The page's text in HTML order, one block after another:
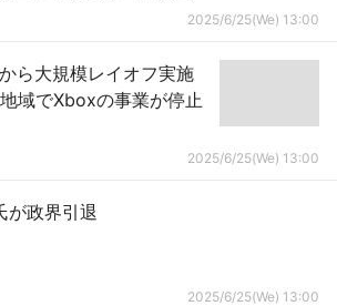
未会計20点以上を所2025/6/25(We) 13:00
ら大規模レイオフ実施
域でXboxの事業が停止
2025/6/25(We) 13:00
が政界引退
2025/6/25(We) 13:00